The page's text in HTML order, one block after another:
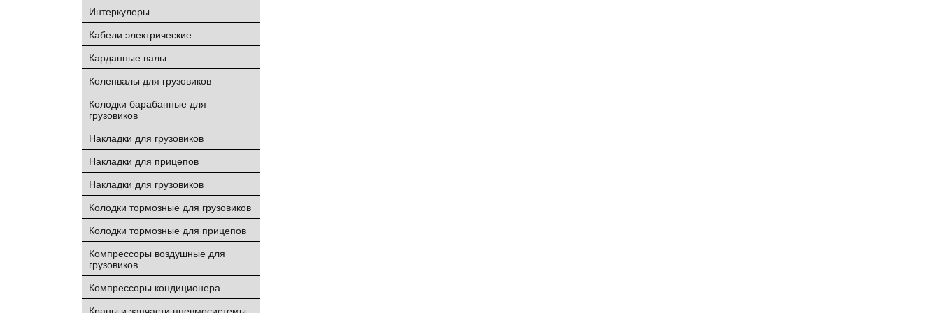
Интеркулеры
Кабели электрические
Карданные валы
Коленвалы для грузовиков
Колодки барабанные для
грузовиков
Накладки для грузовиков
Накладки для прицепов
Накладки для грузовиков
Колодки тормозные для грузовиков
Колодки тормозные для прицепов
Компрессоры воздушные для
грузовиков
Компрессоры кондиционера
Краны и запчасти пневмосистемы